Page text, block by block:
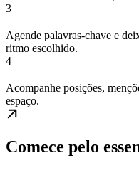
3
Agende palavras-chave e
ritmo escolhido.
4
Acompanhe posições,
espaço.
Comece pelo